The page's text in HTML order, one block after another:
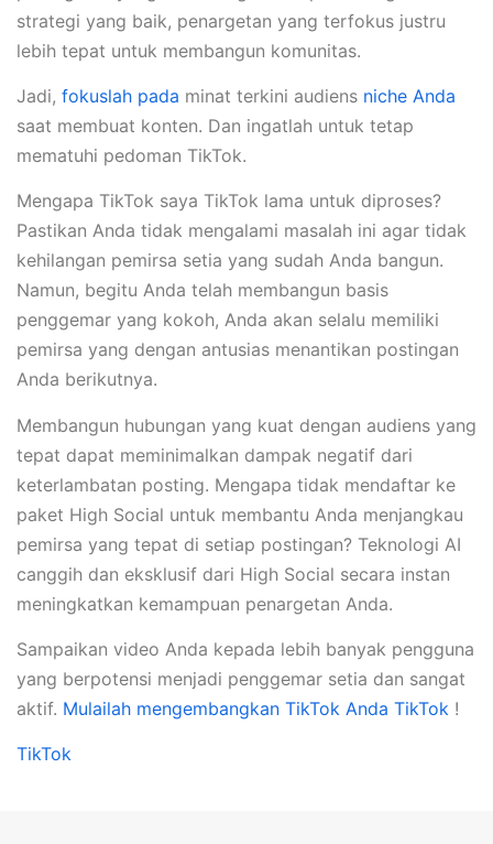
strategi yang baik, penargetan yang terfokus justru
lebih tepat untuk membangun komunitas.
Jadi, fokuslah pada minat terkini audiens niche Anda
saat membuat konten. Dan ingatlah untuk tetap
mematuhi pedoman TikTok.
Mengapa TikTok saya TikTok lama untuk diproses?
Pastikan Anda tidak mengalami masalah ini agar tidak
kehilangan pemirsa setia yang sudah Anda bangun.
Namun, begitu Anda telah membangun basis
penggemar yang kokoh, Anda akan selalu memiliki
pemirsa yang dengan antusias menantikan postingan
Anda berikutnya.
Membangun hubungan yang kuat dengan audiens yang
tepat dapat meminimalkan dampak negatif dari
keterlambatan posting. Mengapa tidak mendaftar ke
paket High Social untuk membantu Anda menjangkau
pemirsa yang tepat di setiap postingan? Teknologi AI
canggih dan eksklusif dari High Social secara instan
meningkatkan kemampuan penargetan Anda.
Sampaikan video Anda kepada lebih banyak pengguna
yang berpotensi menjadi penggemar setia dan sangat
aktif. Mulailah mengembangkan TikTok Anda TikTok !
TikTok